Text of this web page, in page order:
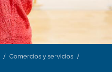
Comercios y servicios